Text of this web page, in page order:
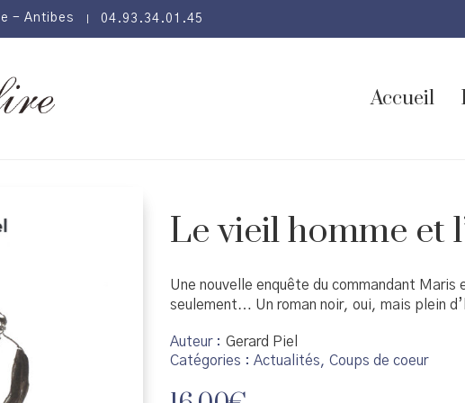
- Antibes 04.93.34.01.45
Accueil
Le vieil homme et
Une nouvelle enquête du commandant
seulement… Un roman noir, oui, mais plein
Auteur
Gerard Piel
Catégories : Actualités, Coups de coeur